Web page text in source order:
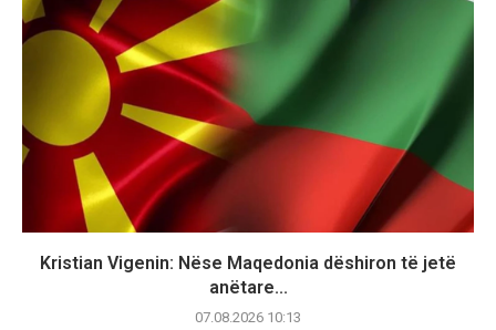
Kristian Vigenin: Nëse Maqedonia dëshiron të jetë
anëtare...
07.08.2026 10:13